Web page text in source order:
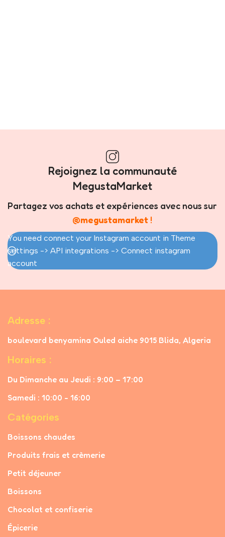
Rejoignez la communauté
MegustaMarket
Partagez vos achats et expériences avec nous sur
@megustamarket !
You need connect your Instagram account in Theme
settings -> API integrations -> Connect instagram
account
Adresse :
boulevard benyamina Ouled aiche 9015 Blida, Algeria
Horaires :
Du Dimanche au Jeudi : 9:00 – 17:00
Samedi : 10:00 - 16:00
Catégories
Boissons chaudes
Produits frais et crèmerie
Petit déjeuner
Boissons
Chocolat et confiserie
Épicerie